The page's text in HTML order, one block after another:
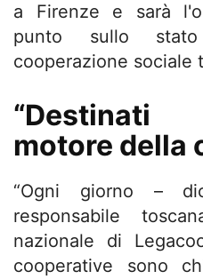
a Firenze e sarà
punto sullo
cooperazione sociale
motore della
“Ogni giorno –
responsabile
nazionale di
cooperative sono